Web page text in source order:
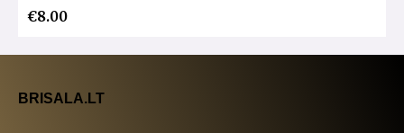
€8.00
BRISALA.LT